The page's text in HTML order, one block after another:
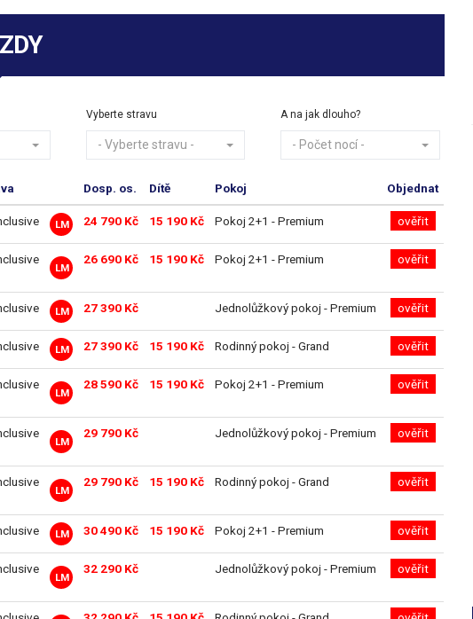
Vyberte stravu
- Vyberte stravu -
A na jak dlouho?
- Počet nocí -
Dosp. os. Dítě Pokoj Objednat
LM 24 790 Kč 15 190 Kč Pokoj 2+1 - Premium ověřit
LM
26 690 Kč 15 190 Kč Pokoj 2+1 - Premium ověřit
LM 27 390 Kč Jednolůžkový pokoj - Premium ověřit
LM 27 390 Kč 15 190 Kč Rodinný pokoj - Grand ověřit
LM
28 590 Kč 15 190 Kč Pokoj 2+1 - Premium ověřit
LM
29 790 Kč Jednolůžkový pokoj - Premium ověřit
LM
29 790 Kč 15 190 Kč Rodinný pokoj - Grand ověřit
LM 30 490 Kč 15 190 Kč Pokoj 2+1 - Premium ověřit
LM
32 290 Kč Jednolůžkový pokoj - Premium ověřit